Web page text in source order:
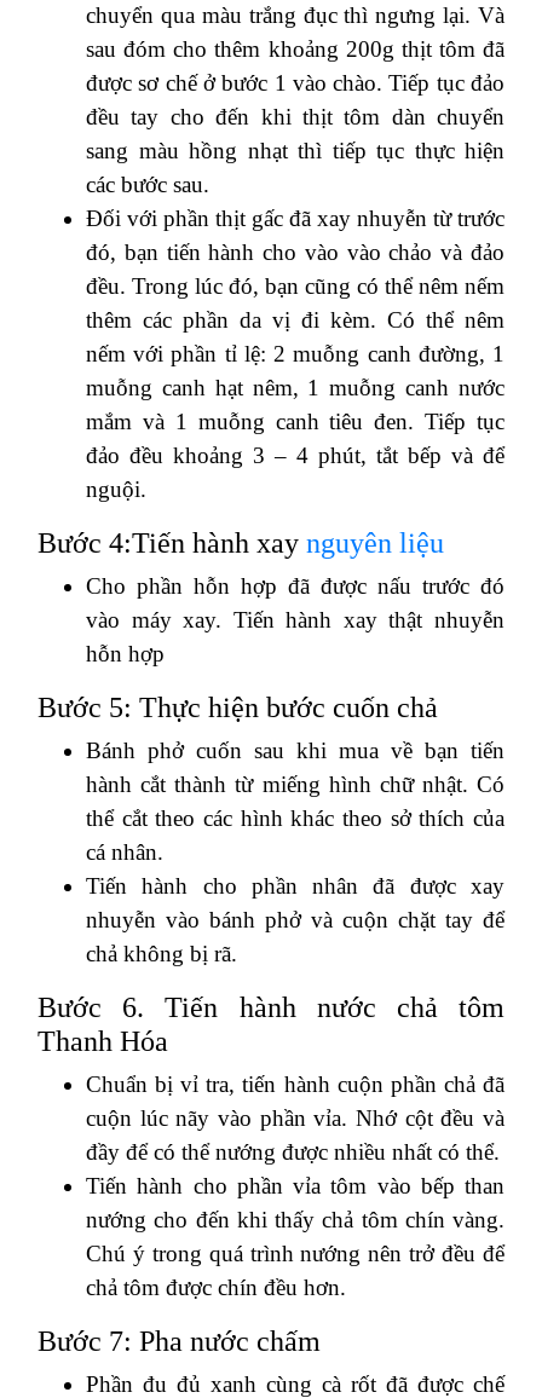
chuyển qua màu trắng đục thì ngưng lại. Và
sau đóm cho thêm khoảng 200g thịt tôm đã
được sơ chế ở bước 1 vào chào. Tiếp tục đảo
đều tay cho đến khi thịt tôm dàn chuyển
sang màu hồng nhạt thì tiếp tục thực hiện
các bước sau.
Đối với phần thịt gấc đã xay nhuyễn từ trước
đó, bạn tiến hành cho vào vào chảo và đảo
đều. Trong lúc đó, bạn cũng có thể nêm nếm
thêm các phần da vị đi kèm. Có thể nêm
nếm với phần tỉ lệ: 2 muỗng canh đường, 1
muỗng canh hạt nêm, 1 muỗng canh nước
mắm và 1 muỗng canh tiêu đen. Tiếp tục
đảo đều khoảng 3 – 4 phút, tắt bếp và để
nguội.
Bước 4:Tiến hành xay nguyên liệu
Cho phần hỗn hợp đã được nấu trước đó
vào máy xay. Tiến hành xay thật nhuyễn
hỗn hợp
Bước 5: Thực hiện bước cuốn chả
Bánh phở cuốn sau khi mua về bạn tiến
hành cắt thành từ miếng hình chữ nhật. Có
thể cắt theo các hình khác theo sở thích của
cá nhân.
Tiến hành cho phần nhân đã được xay
nhuyễn vào bánh phở và cuộn chặt tay để
chả không bị rã.
Bước 6. Tiến hành nước chả tôm
Thanh Hóa
Chuẩn bị vỉ tra, tiến hành cuộn phần chả đã
cuộn lúc nãy vào phần vỉa. Nhớ cột đều và
đầy để có thể nướng được nhiều nhất có thể.
Tiến hành cho phần vỉa tôm vào bếp than
nướng cho đến khi thấy chả tôm chín vàng.
Chú ý trong quá trình nướng nên trở đều để
chả tôm được chín đều hơn.
Bước 7: Pha nước chấm
Phần đu đủ xanh cùng cà rốt đã được chế